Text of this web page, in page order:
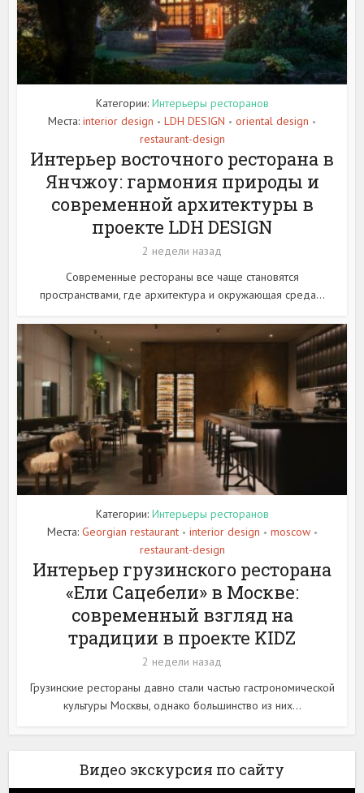
Категории: Интерьеры ресторанов
Места: interior design • LDH DESIGN • oriental design •
restaurant-design
Интерьер восточного ресторана в
Янчжоу: гармония природы и
современной архитектуры в
проекте LDH DESIGN
2 недели назад
Современные рестораны все чаще становятся
пространствами, где архитектура и окружающая среда...
Категории: Интерьеры ресторанов
Места: Georgian restaurant • interior design • moscow •
restaurant-design
Интерьер грузинского ресторана
«Ели Сацебели» в Москве:
современный взгляд на
традиции в проекте KIDZ
2 недели назад
Грузинские рестораны давно стали частью гастрономической
культуры Москвы, однако большинство из них...
Видео экскурсия по сайту